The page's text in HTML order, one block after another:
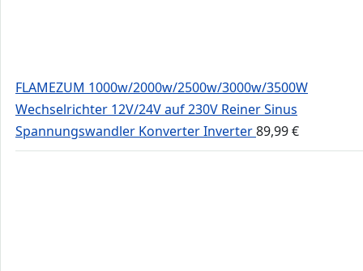
FLAMEZUM 1000w/2000w/2500w/3000w/3500W
Wechselrichter 12V/24V auf 230V Reiner Sinus
Spannungswandler Konverter Inverter89,99€